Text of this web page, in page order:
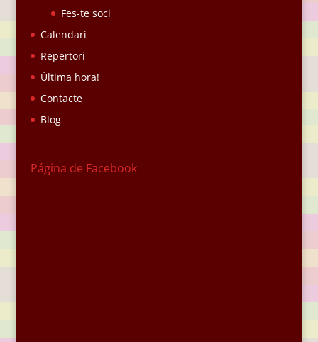
Fes-te soci
Calendari
Repertori
Última hora!
Contacte
Blog
Página de Facebook